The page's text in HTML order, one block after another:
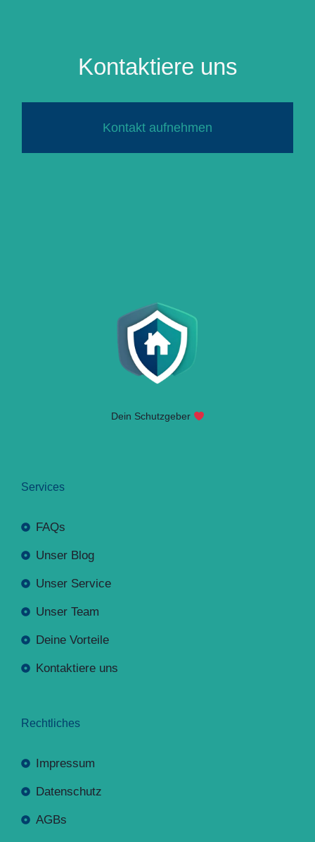
Kontaktiere uns
Kontakt aufnehmen
Dein Schutzgeber
Services
FAQs
Unser Blog
Unser Service
Unser Team
Deine Vorteile
Kontaktiere uns
Rechtliches
Impressum
Datenschutz
AGBs